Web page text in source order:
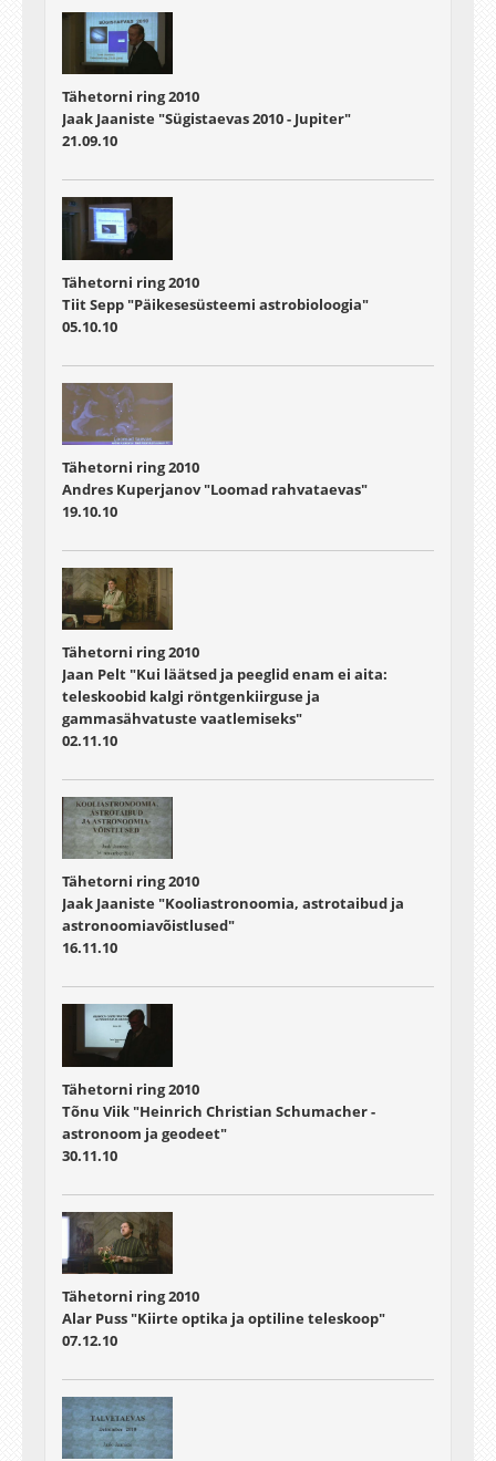
Tähetorni ring 2010
Jaak Jaaniste "Sügistaevas 2010 - Jupiter"
21.09.10
Tähetorni ring 2010
Tiit Sepp "Päikesesüsteemi astrobioloogia"
05.10.10
Tähetorni ring 2010
Andres Kuperjanov "Loomad rahvataevas"
19.10.10
Tähetorni ring 2010
Jaan Pelt "Kui läätsed ja peeglid enam ei aita:
teleskoobid kalgi röntgenkiirguse ja
gammasähvatuste vaatlemiseks"
02.11.10
Tähetorni ring 2010
Jaak Jaaniste "Kooliastronoomia, astrotaibud ja
astronoomiavõistlused"
16.11.10
Tähetorni ring 2010
Tõnu Viik "Heinrich Christian Schumacher -
astronoom ja geodeet"
30.11.10
Tähetorni ring 2010
Alar Puss "Kiirte optika ja optiline teleskoop"
07.12.10